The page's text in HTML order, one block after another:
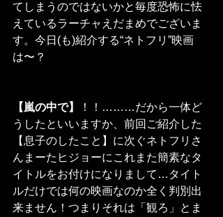
てしまうのではないかと毎度恐怖に怯
えているラーチャえだまめでございま
す。今日(も)紹介する“ネトフリ”映画
は〜？
【嵐の中で】
！！………だから一体ど
うしたといいますか、前回ご紹介した
【息子のしたこと】に次ぐネトフリさ
んまーたヒジョーにこれまた簡素なタ
イトルをお付けになりまして…タイト
ルだけでは何の映画なのか全く判別出
来ません！つまりそれは「観ろ」とま